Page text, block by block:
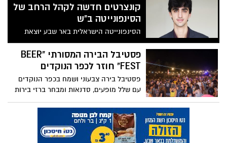
קונצרטים חדשה לקהל הרחב של
הסינפונייטה ב"ש
הסינפונייטה הישראלית באר שבע יוצאת
בסדרה חדשה שעוצבה במיוחד לקהל הרחב!
"מקלאסי ועד קל" מגישה קשת אירועים
מוסיקליים בשיתופי פעולה עם מיטב האומנים
פסטיבל הבירה המסורתי "BEER
FEST" חוזר לכפר הנוקדים
פסטיבל בירה צבעוני ושמח בכפר הנוקדים
עם שלל מופעים, סדנאות ומבחר ברזי בירות
קראפט מכל העולם